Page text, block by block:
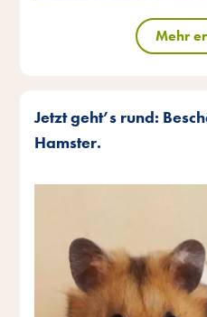
Mehr
Jetzt geht’s rund:
Hamster.